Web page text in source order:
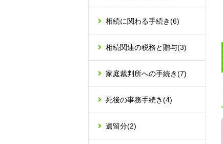
相続に関わる手続き(6)
相続関連の税務と贈与(3)
家庭裁判所への手続き(7)
死後の事務手続き(4)
遺留分(2)